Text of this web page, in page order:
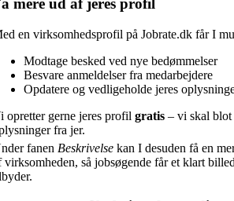
mere ud af jeres profil
en virksomhedsprofil på Jobrate.dk får I
Modtage besked ved nye bedømmelser
Besvare anmeldelser fra medarbejdere
Opdatere og vedligeholde jeres
opretter gerne jeres profilgratis – vi skal blot
fra jer.
fanen Beskrivelse kan I desuden få en
virksomheden, så jobsøgende får et klart